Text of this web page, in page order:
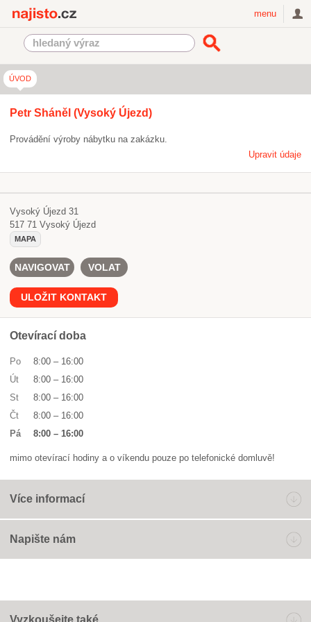
menu
ÚVOD
Petr Sháněl (Vysoký Újezd)
Provádění výroby nábytku na zakázku.
Upravit údaje
Vysoký Újezd 31
517 71 Vysoký Újezd
MAPA
NAVIGOVAT VOLAT
ULOŽIT KONTAKT
Otevírací doba
Po 8:00 – 16:00
Út
8:00 – 16:00
St
8:00 – 16:00
Čt
8:00 – 16:00
Pá
8:00 – 16:00
mimo otevírací hodiny a o víkendu pouze po telefonické domluvě!
Více informací
Napište nám
Vyzkoušejte také